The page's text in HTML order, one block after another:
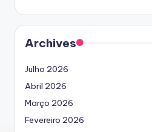
Archives
Julho 2026
Abril 2026
Março 2026
Fevereiro 2026